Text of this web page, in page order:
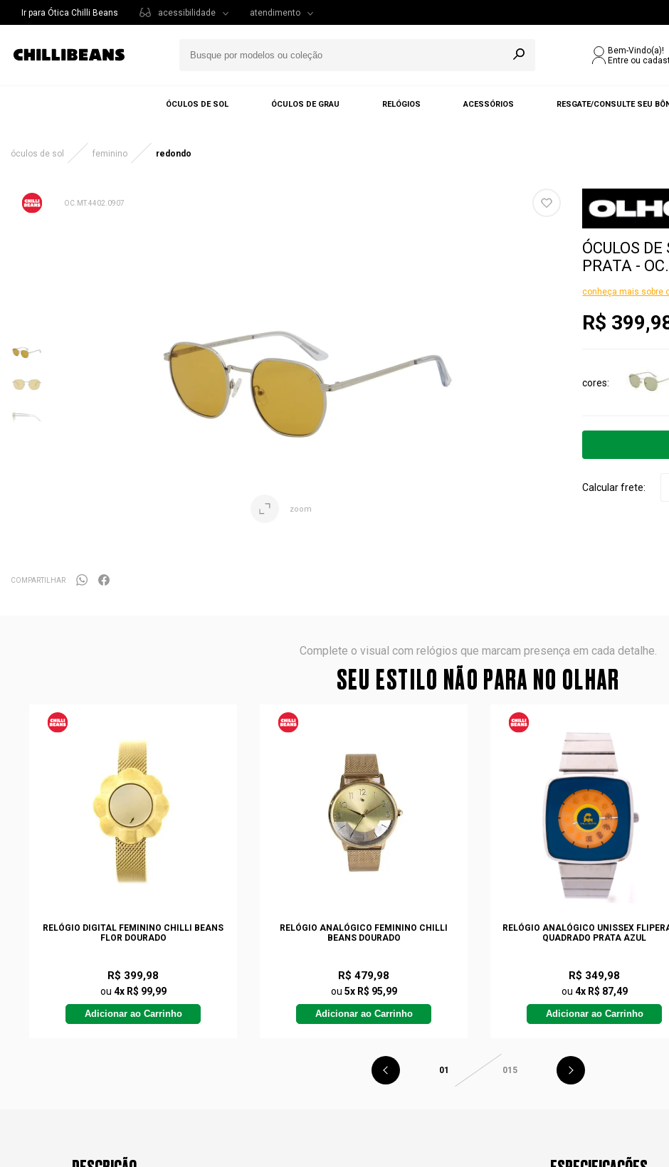
Ir para Ótica Chilli Beans acessibilidade atendimento
Bem-Vindo(a)!
Entre ou
ÓCULOS DE SOL ÓCULOS DE GRAU RELÓGIOS ACESSÓRIOS RESGATE/CONSULTE SEU
óculos de sol feminino redondo
OC.MT.4402.0907
zoom
ÓCULOS
PRATA -
conheça mais sobre
R$
cores
Calcular frete:
COMPARTILHAR
Complete o visual com relógios que marcam presença em cada detalhe.
SEU ESTILO NÃO PARA NO OLHAR
RELÓGIO DIGITAL FEMININO CHILLI BEANS
FLOR DOURADO
R$ 399,98
ou 4x R$ 99,99
Adicionar ao Carrinho
RELÓGIO ANALÓGICO FEMININO CHILLI
BEANS DOURADO
R$ 479,98
ou 5x R$ 95,99
Adicionar ao Carrinho
RELÓGIO ANALÓGICO UNISSEX
QUADRADO PRATA AZUL
R$ 349,98
ou 4x R$ 87,49
Adicionar ao Carrinho
01 015